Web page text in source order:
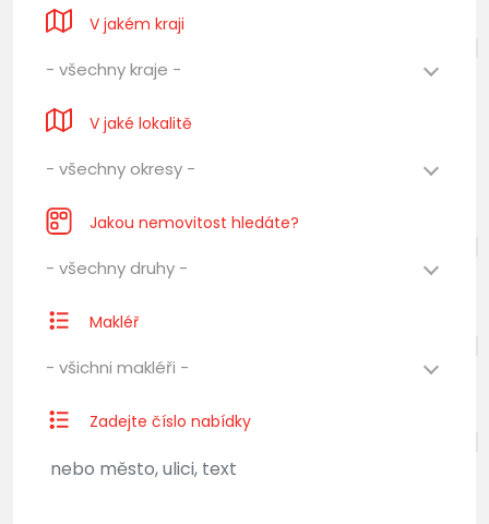
V jakém kraji
- všechny kraje -
V jaké lokalitě
- všechny okresy -
Jakou nemovitost hledáte?
- všechny druhy -
Makléř
- všichni makléři -
Zadejte číslo nabídky